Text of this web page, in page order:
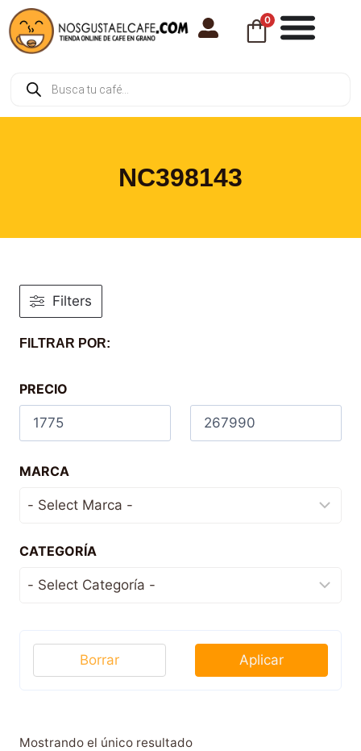
0
NC398143
Mostrando el único resultado
Filters
FILTRAR POR:
PRECIO
MARCA
CATEGORÍA
Aplicar
Borrar